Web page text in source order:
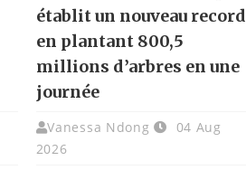
établit un nouveau record
en plantant 800,5
millions d’arbres en une
journée
Vanessa Ndong
04 Aug
2026